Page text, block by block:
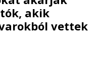
akik
vettek